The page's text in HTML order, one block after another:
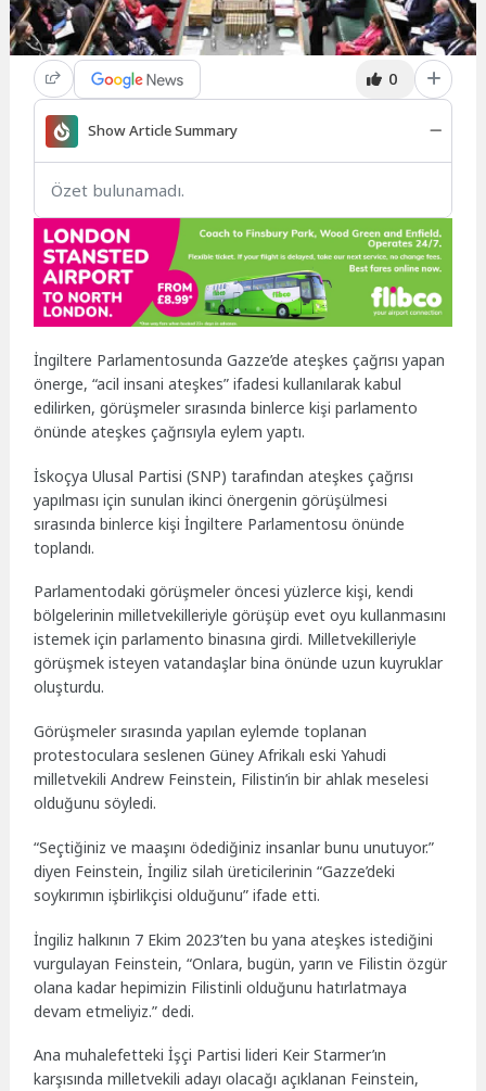
0
Show Article Summary
Özet bulunamadı.
İngiltere Parlamentosunda Gazze’de ateşkes çağrısı yapan
önerge, “acil insani ateşkes” ifadesi kullanılarak kabul
edilirken, görüşmeler sırasında binlerce kişi parlamento
önünde ateşkes çağrısıyla eylem yaptı.
İskoçya Ulusal Partisi (SNP) tarafından ateşkes çağrısı
yapılması için sunulan ikinci önergenin görüşülmesi
sırasında binlerce kişi İngiltere Parlamentosu önünde
toplandı.
Parlamentodaki görüşmeler öncesi yüzlerce kişi, kendi
bölgelerinin milletvekilleriyle görüşüp evet oyu kullanmasını
istemek için parlamento binasına girdi. Milletvekilleriyle
görüşmek isteyen vatandaşlar bina önünde uzun kuyruklar
oluşturdu.
Görüşmeler sırasında yapılan eylemde toplanan
protestoculara seslenen Güney Afrikalı eski Yahudi
milletvekili Andrew Feinstein, Filistin’in bir ahlak meselesi
olduğunu söyledi.
“Seçtiğiniz ve maaşını ödediğiniz insanlar bunu unutuyor.”
diyen Feinstein, İngiliz silah üreticilerinin “Gazze’deki
soykırımın işbirlikçisi olduğunu” ifade etti.
İngiliz halkının 7 Ekim 2023’ten bu yana ateşkes istediğini
vurgulayan Feinstein, “Onlara, bugün, yarın ve Filistin özgür
olana kadar hepimizin Filistinli olduğunu hatırlatmaya
devam etmeliyiz.” dedi.
Ana muhalefetteki İşçi Partisi lideri Keir Starmer’ın
karşısında milletvekili adayı olacağı açıklanan Feinstein,